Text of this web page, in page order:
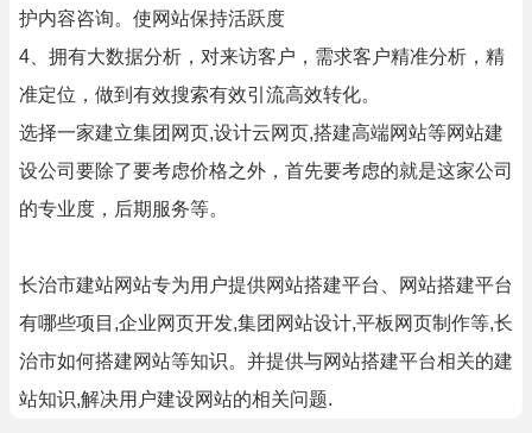
护内容咨询。使网站保持活跃度
4、拥有大数据分析，对来访客户，需求客户精准分析，精
准定位，做到有效搜索有效引流高效转化。
选择一家建立集团网页,设计云网页,搭建高端网站等网站建
设公司要除了要考虑价格之外，首先要考虑的就是这家公司
的专业度，后期服务等。
长治市建站网站专为用户提供网站搭建平台、网站搭建平台
有哪些项目,企业网页开发,集团网站设计,平板网页制作等,长
治市如何搭建网站等知识。并提供与网站搭建平台相关的建
站知识,解决用户建设网站的相关问题.